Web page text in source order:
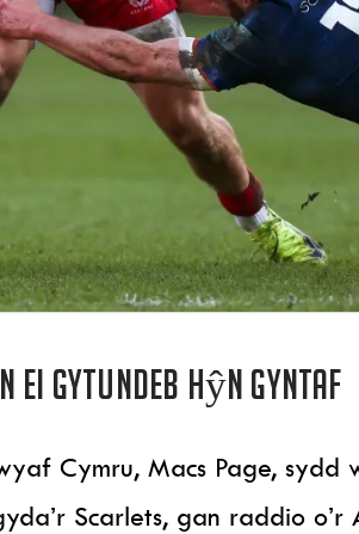
ei gytundeb hŷn gyntaf
Cymru, Macs Page, sydd
Scarlets, gan raddio o’r